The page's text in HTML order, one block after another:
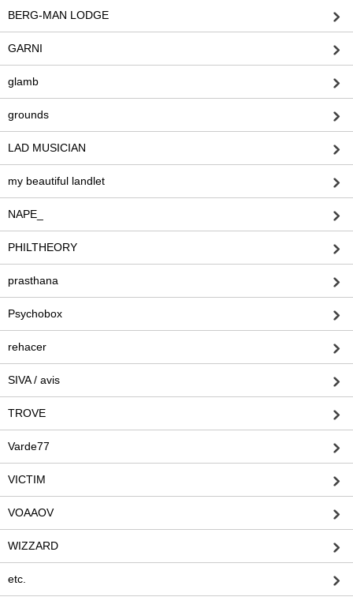
BERG-MAN LODGE
GARNI
glamb
grounds
LAD MUSICIAN
my beautiful landlet
NAPE_
PHILTHEORY
prasthana
Psychobox
rehacer
SIVA / avis
TROVE
Varde77
VICTIM
VOAAOV
WIZZARD
etc.